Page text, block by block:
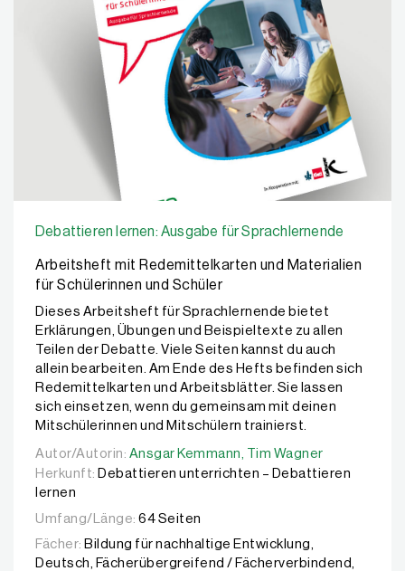
Debattieren lernen: Ausgabe für Sprachlernende
Arbeitsheft mit Redemittelkarten und Materialien
für Schülerinnen und Schüler
Dieses Arbeitsheft für Sprachlernende bietet
Erklärungen, Übungen und Beispieltexte zu allen
Teilen der Debatte. Viele Seiten kannst du auch
allein bearbeiten. Am Ende des Hefts befinden sich
Redemittelkarten und Arbeitsblätter. Sie lassen
sich einsetzen, wenn du gemeinsam mit deinen
Mitschülerinnen und Mitschülern trainierst.
Autor/Autorin: Ansgar Kemmann, Tim Wagner
Autor/Autorin: Ansgar Kemmann,
Tim Wagner
Herkunft: Debattieren unterrichten – Debattieren
lernen
Umfang/Länge: 64 Seiten
Fächer: Bildung für nachhaltige Entwicklung,
Deutsch, Fächerübergreifend / Fächerverbindend,